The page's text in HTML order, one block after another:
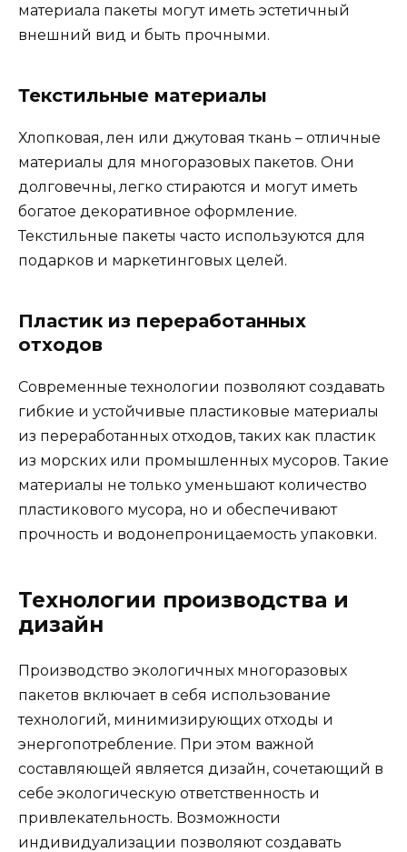
материала пакеты могут иметь эстетичный
внешний вид и быть прочными.
Текстильные материалы
Хлопковая, лен или джутовая ткань – отличные
материалы для многоразовых пакетов. Они
долговечны, легко стираются и могут иметь
богатое декоративное оформление.
Текстильные пакеты часто используются для
подарков и маркетинговых целей.
Пластик из переработанных
отходов
Современные технологии позволяют создавать
гибкие и устойчивые пластиковые материалы
из переработанных отходов, таких как пластик
из морских или промышленных мусоров. Такие
материалы не только уменьшают количество
пластикового мусора, но и обеспечивают
прочность и водонепроницаемость упаковки.
Технологии производства и
дизайн
Производство экологичных многоразовых
пакетов включает в себя использование
технологий, минимизирующих отходы и
энергопотребление. При этом важной
составляющей является дизайн, сочетающий в
себе экологическую ответственность и
привлекательность. Возможности
индивидуализации позволяют создавать